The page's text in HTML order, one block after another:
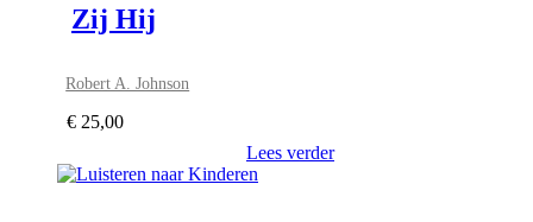
Zij Hij
Robert A. Johnson
€ 25,00
Lees verder